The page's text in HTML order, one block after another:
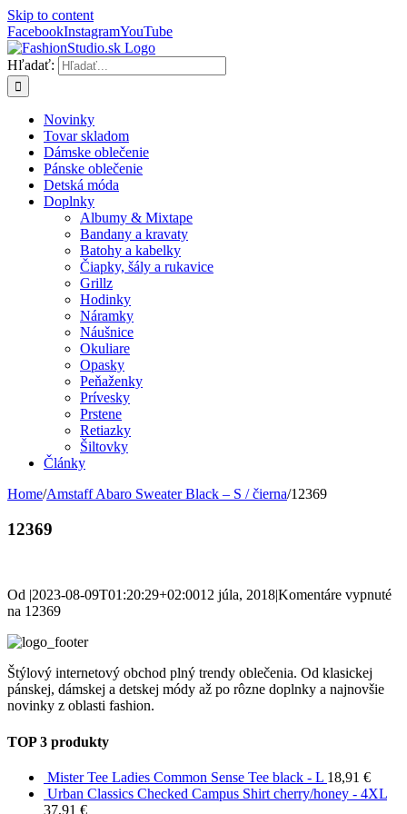
Skip to content
FacebookInstagramYouTube
Hľadať:
Novinky
Tovar skladom
Dámske oblečenie
Pánske oblečenie
Detská móda
Doplnky
Albumy & Mixtape
Bandany a kravaty
Batohy a kabelky
Čiapky, šály a rukavice
Grillz
Hodinky
Náramky
Náušnice
Okuliare
Opasky
Peňaženky
Prívesky
Prstene
Retiazky
Šiltovky
Články
Home/Amstaff Abaro Sweater Black – S / čierna/12369
12369
Od |2023-08-09T01:20:29+02:0012 júla, 2018|Komentáre vypnuté
na 12369
Štýlový internetový obchod plný trendy oblečenia. Od klasickej
pánskej, dámskej a detskej módy až po rôzne doplnky a najnovšie
novinky z oblasti fashion.
TOP 3 produkty
Mister Tee Ladies Common Sense Tee black - L 18,91 €
Urban Classics Checked Campus Shirt cherry/honey - 4XL
37,91 €